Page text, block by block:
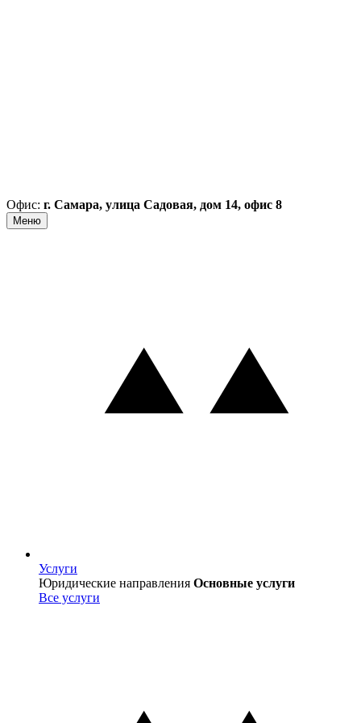
Офис: г. Самара, улица Садовая, дом 14, офис 8
Меню
Услуги
Услуги
Юридические направления Основные услуги
Все услуги